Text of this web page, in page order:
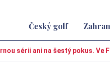
Český golf
sérii ani na šestý pokus. Ve